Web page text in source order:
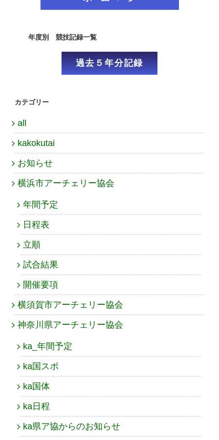
年度別 競技記録一覧
過去５年分記録
カテゴリー
all
kakokutai
お知らせ
横浜市アーチェリー協会
年間予定
日程表
立順
試合結果
開催要項
横須賀市アーチェリー協会
神奈川県アーチェリー協会
ka_年間予定
ka国スポ
ka国体
ka日程
ka県ア協からのお知らせ